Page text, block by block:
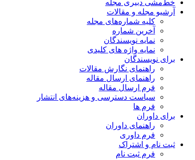
خط‌مشی دبیری مجله
آرشیو مجله و مقالات
کلیه شماره‌های مجله
آخرین شماره
نمایه نویسندگان
نمایه واژه های کلیدی
برای نویسندگان
راهنمای نگارش مقالات
راهنمای ارسال مقاله
فرم ارسال مقاله
سیاست دسترسی و هزینه‌های انتشار
فرم ها
برای داوران
راهنمای داوران
فرم داوری
ثبت نام و اشتراک
فرم ثبت نام